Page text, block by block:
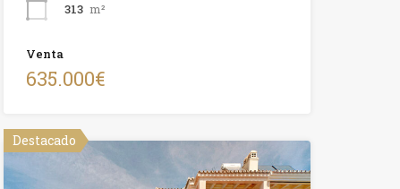
313 m²
Venta
635.000€
Destacado